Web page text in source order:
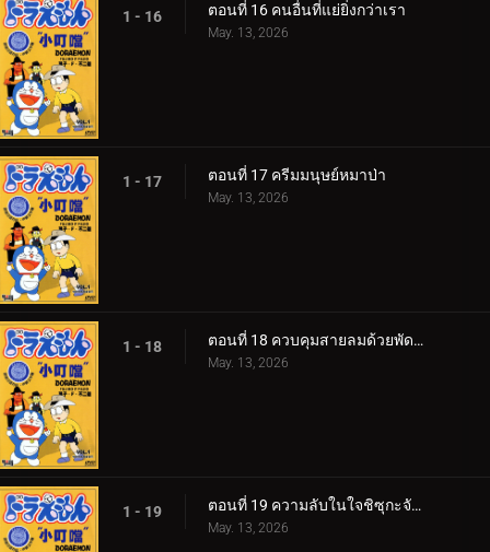
1 - 16 ตอนที่ 16 คนอื่นที่แย่ยิ่งกว่าเรา
May. 13, 2026
1 - 17 ตอนที่ 17 ครีมมนุษย์หมาป่า
May. 13, 2026
1 - 18 ตอนที่ 18 ควบคุมสายลมด้วยพัดใบตอง
May. 13, 2026
1 - 19 ตอนที่ 19 ความลับในใจชิซุกะจัง 360p
May. 13, 2026